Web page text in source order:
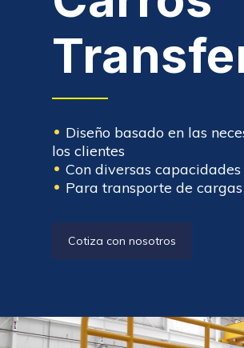
· Diseño basado en las
los clientes
· Con diversas
· Para transporte de
Cotiza con nosotros